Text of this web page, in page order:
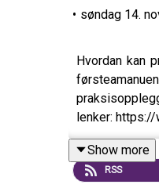
• søndag 14.
Hvordan kan
lenker:
Show more
RSS